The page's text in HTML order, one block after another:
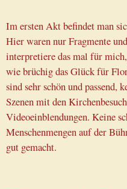
Im ersten Akt befindet man
Hier waren nur Fragmente
interpretiere das mal für
wie brüchig das Glück für
sind sehr schön und
Szenen mit den
Videoeinblendungen. Keine
Menschenmengen auf der
gut gemacht.